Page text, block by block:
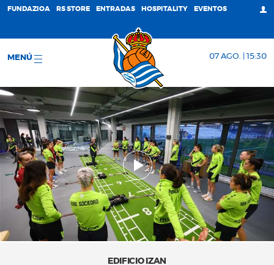
FUNDAZIOA RS STORE ENTRADAS HOSPITALITY EVENTOS
MENÚ 07 AGO. | 15:30
EDIFICIO IZAN